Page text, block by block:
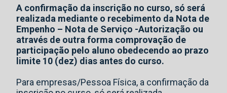
A confirmação da inscrição no curso, só será
realizada mediante o recebimento da Nota de
Empenho – Nota de Serviço -Autorização ou
através de outra forma comprovação de
participação pelo aluno obedecendo ao prazo
limite 10 (dez) dias antes do curso.
Para empresas/Pessoa Física, a confirmação da